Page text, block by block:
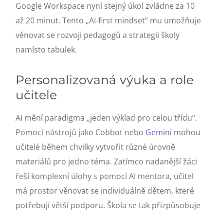
Google Workspace nyní stejný úkol zvládne za 10
až 20 minut. Tento „AI-first mindset“ mu umožňuje
věnovat se rozvoji pedagogů a strategii školy
namísto tabulek.
Personalizovaná výuka a role
učitele
AI mění paradigma „jeden výklad pro celou třídu“.
Pomocí nástrojů jako Cobbot nebo Gemini mohou
učitelé během chvilky vytvořit různé úrovně
materiálů pro jedno téma. Zatímco nadanější žáci
řeší komplexní úlohy s pomocí AI mentora, učitel
má prostor věnovat se individuálně dětem, které
potřebují větší podporu. Škola se tak přizpůsobuje